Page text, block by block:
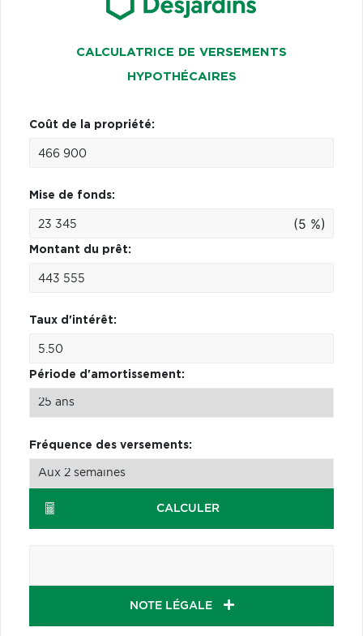
CALCULATRICE DE VERSEMENTS
HYPOTHÉCAIRES
Coût de la propriété:
Mise de fonds:
(5 %)
Montant du prêt:
Taux d'intérêt:
Période d'amortissement:
Fréquence des versements:
CALCULER
NOTE LÉGALE